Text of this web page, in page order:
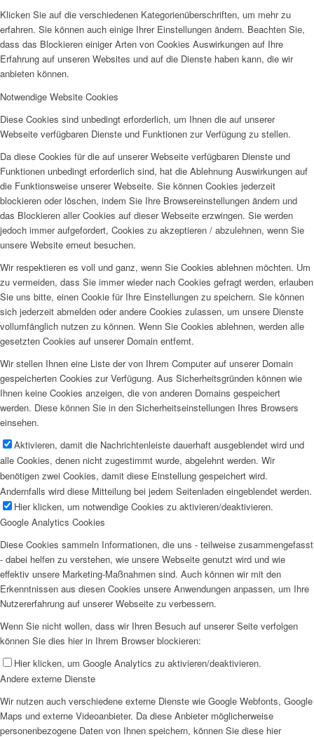
Klicken Sie auf die verschiedenen Kategorienüberschriften, um mehr zu
erfahren. Sie können auch einige Ihrer Einstellungen ändern. Beachten Sie,
dass das Blockieren einiger Arten von Cookies Auswirkungen auf Ihre
Erfahrung auf unseren Websites und auf die Dienste haben kann, die wir
anbieten können.
Notwendige Website Cookies
Diese Cookies sind unbedingt erforderlich, um Ihnen die auf unserer
Webseite verfügbaren Dienste und Funktionen zur Verfügung zu stellen.
Da diese Cookies für die auf unserer Webseite verfügbaren Dienste und
Funktionen unbedingt erforderlich sind, hat die Ablehnung Auswirkungen auf
die Funktionsweise unserer Webseite. Sie können Cookies jederzeit
blockieren oder löschen, indem Sie Ihre Browsereinstellungen ändern und
das Blockieren aller Cookies auf dieser Webseite erzwingen. Sie werden
jedoch immer aufgefordert, Cookies zu akzeptieren / abzulehnen, wenn Sie
unsere Website erneut besuchen.
Wir respektieren es voll und ganz, wenn Sie Cookies ablehnen möchten. Um
zu vermeiden, dass Sie immer wieder nach Cookies gefragt werden, erlauben
Sie uns bitte, einen Cookie für Ihre Einstellungen zu speichern. Sie können
sich jederzeit abmelden oder andere Cookies zulassen, um unsere Dienste
vollumfänglich nutzen zu können. Wenn Sie Cookies ablehnen, werden alle
gesetzten Cookies auf unserer Domain entfernt.
Wir stellen Ihnen eine Liste der von Ihrem Computer auf unserer Domain
gespeicherten Cookies zur Verfügung. Aus Sicherheitsgründen können wie
Ihnen keine Cookies anzeigen, die von anderen Domains gespeichert
werden. Diese können Sie in den Sicherheitseinstellungen Ihres Browsers
einsehen.
Aktivieren, damit die Nachrichtenleiste dauerhaft ausgeblendet wird und
alle Cookies, denen nicht zugestimmt wurde, abgelehnt werden. Wir
benötigen zwei Cookies, damit diese Einstellung gespeichert wird.
Andernfalls wird diese Mitteilung bei jedem Seitenladen eingeblendet werden.
Hier klicken, um notwendige Cookies zu aktivieren/deaktivieren.
Google Analytics Cookies
Diese Cookies sammeln Informationen, die uns - teilweise zusammengefasst
- dabei helfen zu verstehen, wie unsere Webseite genutzt wird und wie
effektiv unsere Marketing-Maßnahmen sind. Auch können wir mit den
Erkenntnissen aus diesen Cookies unsere Anwendungen anpassen, um Ihre
Nutzererfahrung auf unserer Webseite zu verbessern.
Wenn Sie nicht wollen, dass wir Ihren Besuch auf unserer Seite verfolgen
können Sie dies hier in Ihrem Browser blockieren:
Hier klicken, um Google Analytics zu aktivieren/deaktivieren.
Andere externe Dienste
Wir nutzen auch verschiedene externe Dienste wie Google Webfonts, Google
Maps und externe Videoanbieter. Da diese Anbieter möglicherweise
personenbezogene Daten von Ihnen speichern, können Sie diese hier